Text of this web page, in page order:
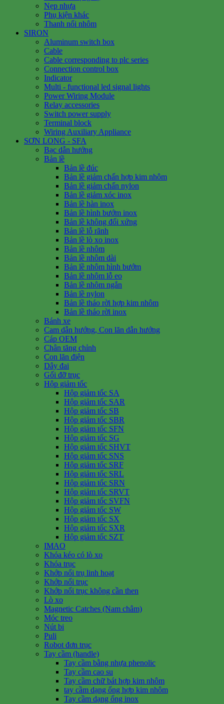
Nẹp nhựa
Phụ kiện khác
Thanh nối nhôm
SIRON
Aluminum switch box
Cable
Cable corresponding to plc series
Connection control box
Indicator
Multi - functional led signal lights
Power Wiring Module
Relay accessories
Switch power supply
Terminal block
Wiring Auxiliary Appliance
SƠN LONG - SFA
Bạc dẫn hướng
Bản lề
Bản lề đúc
Bản lề giảm chấn hợp kim nhôm
Bản lề giảm chấn nylon
Bản lề giảm xóc inox
Bản lề hàn inox
Bản lề hình bướm inox
Bản lề không đối xứng
Bản lề lỗ rãnh
Bản lề lò xo inox
Bản lề nhôm
Bản lề nhôm dài
Bản lề nhôm hình bướm
Bản lề nhôm lỗ eo
Bản lề nhôm ngắn
Bản lề nylon
Bản lề tháo rời hợp kim nhôm
Bản lề tháo rời inox
Bánh xe
Cam dẫn hướng, Con lăn dẫn hướng
Cáp OEM
Chân tăng chỉnh
Con lăn điện
Dây đai
Gối đỡ trục
Hộp giảm tốc
Hộp giảm tốc SA
Hộp giảm tốc SAR
Hộp giảm tốc SB
Hộp giảm tốc SBR
Hộp giảm tốc SFN
Hộp giảm tốc SG
Hộp giảm tốc SHVT
Hộp giảm tốc SNS
Hộp giảm tốc SRF
Hộp giảm tốc SRL
Hộp giảm tốc SRN
Hộp giảm tốc SRVT
Hộp giảm tốc SVFN
Hộp giảm tốc SW
Hộp giảm tốc SX
Hộp giảm tốc SXR
Hộp giảm tốc SZT
IMAO
Khóa kéo có lò xo
Khóa trục
Khớp nối trụ linh hoạt
Khớp nối trục
Khớp nối trục không cần then
Lò xo
Magnetic Catches (Nam châm)
Móc treo
Nút bi
Puli
Robot đơn trục
Tay cầm (handle)
Tay cầm bằng nhựa phenolic
Tay cầm cao su
Tay cầm chữ bát hợp kim nhôm
tay cầm dạng ống hợp kim nhôm
Tay cầm dạng ống inox